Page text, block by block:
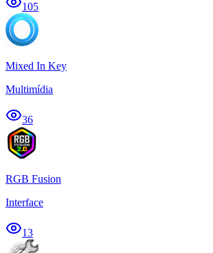
105
Mixed In Key
Multimídia
36
RGB Fusion
Interface
13